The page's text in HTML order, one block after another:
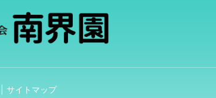
サイトマップ